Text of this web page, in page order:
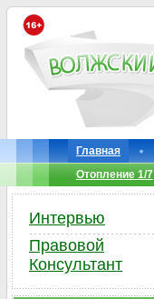
Главная
Отопление 1/7
Интервью
Правовой
Консультант